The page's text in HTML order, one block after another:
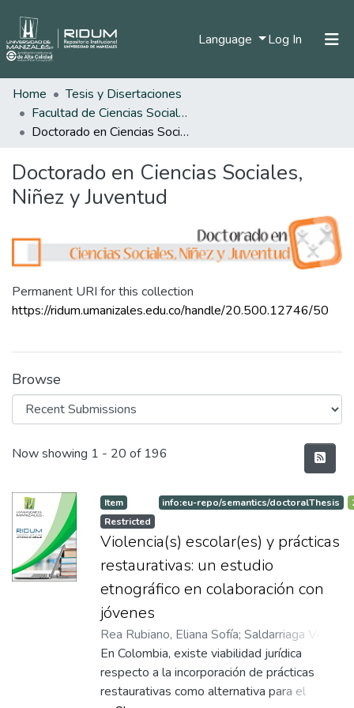
Language Log In (current)
Home
Tesis y Disertaciones
Facultad de Ciencias Sociales y Humanas
Doctorado en Ciencias Sociales, Niñez y Juventud
Doctorado en Ciencias Sociales,
Niñez y Juventud
Permanent URI for this collection
https://ridum.umanizales.edu.co/handle/20.500.12746/50
Browse
Recent Submissions
Now showing 1 - 20 of 196
Item
Restricted
info:eu-repo/semantics/doctoralThesis
Violencia(s) escolar(es) y prácticas
restaurativas: un estudio
etnográfico en colaboración con
jóvenes
Rea Rubiano, Eliana Sofía; Saldarriaga Vélez,
Jaime Alberto;Centro de Estudios
Avanzados en Niñez y Juventud - CINDE
Grupo de Investigación Educación y
En Colombia, existe viabilidad jurídica
respecto a la incorporación de prácticas
restaurativas como alternativa para el